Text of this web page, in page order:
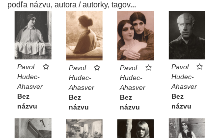
podľa názvu, autora / autorky, tagov...
Pavol
Hudec-
Ahasver
Bez
názvu
Pavol
Hudec-
Ahasver
Bez
názvu
Pavol
Hudec-
Ahasver
Bez
názvu
Pavol
Hudec-
Ahasver
Bez
názvu